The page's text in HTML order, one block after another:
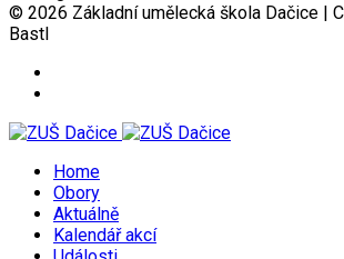
© 2026 Základní umělecká škola Dačice |
Bastl
Home
Obory
Aktuálně
Kalendář akcí